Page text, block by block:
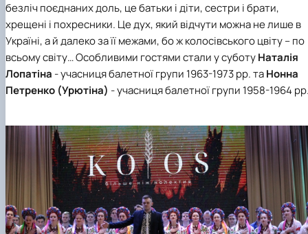
безліч поєднаних доль, це батьки і діти, сестри і брати,
хрещені і похресники. Це дух, який відчути можна не лише в
Україні, а й далеко за її межами, бо ж колосівського цвіту – по
всьому світу… Особливими гостями стали у суботуНаталія
Лопатіна - учасниця балетної групи 1963-1973 рр. таНонна
Петренко (Урютіна) - учасниця балетної групи 1958-1964